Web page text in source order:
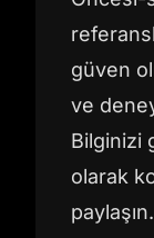
güven
ve
Bilginizi
olarak
paylaşın.